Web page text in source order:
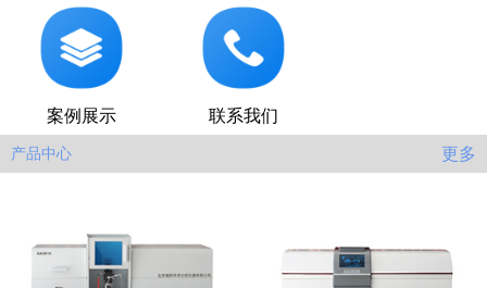
案例展示 联系我们
产品中心 更多